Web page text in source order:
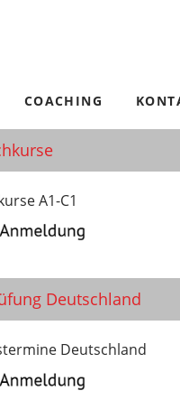
COACHING
A1-C1
Deutschland
Deutschland